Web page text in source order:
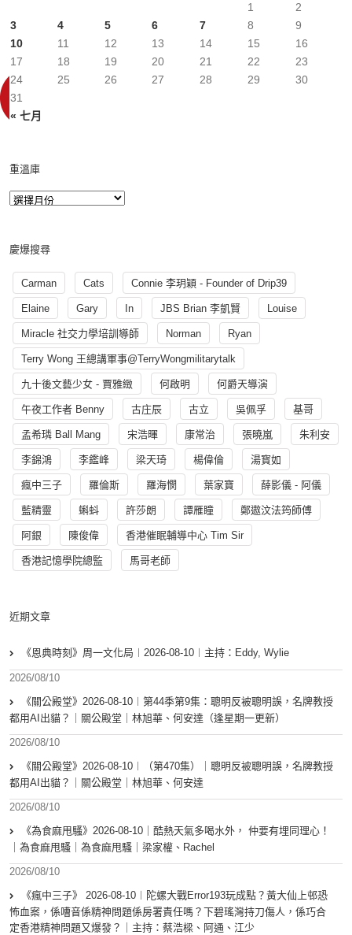
« 七月
1
2
3
4 5 6 7 8
9
10
11 12 13 14 15
16
17
18 19 20 21 22
23
24
25 26 27 28 29
30
31
重溫庫
慶爆搜尋
Carman Cats Connie 李玥穎 - Founder of Drip39
Elaine Gary In JBS Brian 李凱賢 Louise
Miracle 社交力學培訓導師 Norman Ryan
Terry Wong 王總講軍事@TerryWongmilitarytalk
九十後文藝少女 - 賈雅緻 何啟明 何爵天導演
午夜工作者 Benny 古庄辰 古立 吳佩孚 基哥
孟希璘 Ball Mang 宋浩暉 康常治 張曉嵐 朱利安
李錦鴻 李鑑峰 梁天琦 楊偉倫 湯寳如
瘋中三子 羅倫斯 羅海憫 葉家寶 薛影儀 - 阿儀
藍精靈 蝌蚪 許莎朗 譚雁瞳 鄭遨汶法筠師傅
阿銀 陳俊偉 香港催眠輔導中心 Tim Sir
香港記憶學院總監 馬哥老師
近期文章
《恩典時刻》周一文化局︱2026-08-10︱主持：Eddy, Wylie
2026/08/10
《關公殿堂》2026-08-10︱第44季第9集：聰明反被聰明誤，名牌教授
都用AI出貓？｜關公殿堂｜林旭華、何安達（逢星期一更新）
2026/08/10
《關公殿堂》2026-08-10︱（第470集）｜聰明反被聰明誤，名牌教授
都用AI出貓？｜關公殿堂｜林旭華、何安達
2026/08/10
《為食麻甩騷》2026-08-10｜酷熱天氣多喝水外， 仲要有埋同理心！
｜為食麻甩騷｜為食麻甩騷｜梁家權、Rachel
2026/08/10
《瘋中三子》 2026-08-10︱陀螺大戰Error193玩成點？黃大仙上邨恐
怖血案，係嘈音係精神問題係房署責任嗎？下碧瑤灣持刀傷人，係巧合
定香港精神問題又爆發？｜主持：蔡浩樑、阿通、江少